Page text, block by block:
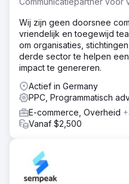
advertenties. Google Ads
een sterke ROAS-groei en
beschermd. SINS wordt
toonaangevende LLM's
in zoekresultaten via AI
Naar
Wij zijn geen doorsnee
vriendelijk en toegewijd
om organisaties,
derde sector te helpen
impact te genereren.
Actief in Germany
PPC, Programmatisch
E-commerce, Overheid
Vanaf $2,500